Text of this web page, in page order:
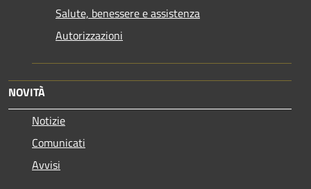
Salute, benessere e assistenza
Autorizzazioni
NOVITÀ
Notizie
Comunicati
Avvisi